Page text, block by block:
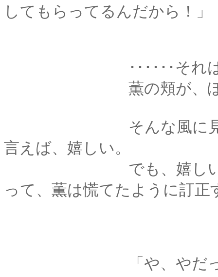
してもらってるんだから！」
･･････それは自然
薫の頬が、ぼっと
そんな風に見られて
言えば、嬉しい。
でも、嬉しいけれど
って、薫は慌てたように訂正
「や、やだっ！ わ